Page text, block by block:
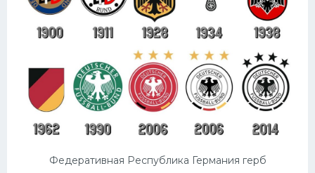
Федеративная Республика Германия герб